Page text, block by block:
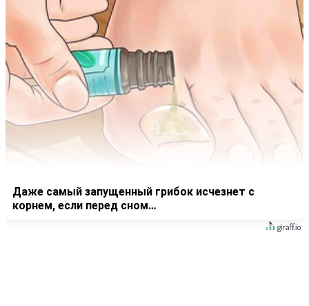
Даже самый запущенный грибок исчезнет с
корнем, если перед сном…